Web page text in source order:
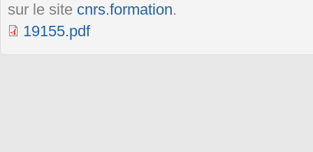
sur le site cnrs.formation.
19155.pdf